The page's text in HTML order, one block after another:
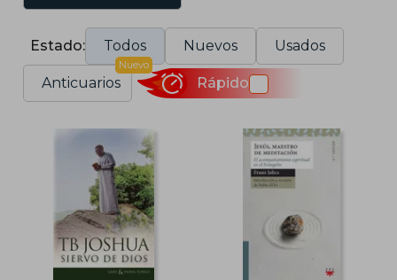
Estado: Todos Nuevos Usados
Anticuarios
Nuevo
Rápido